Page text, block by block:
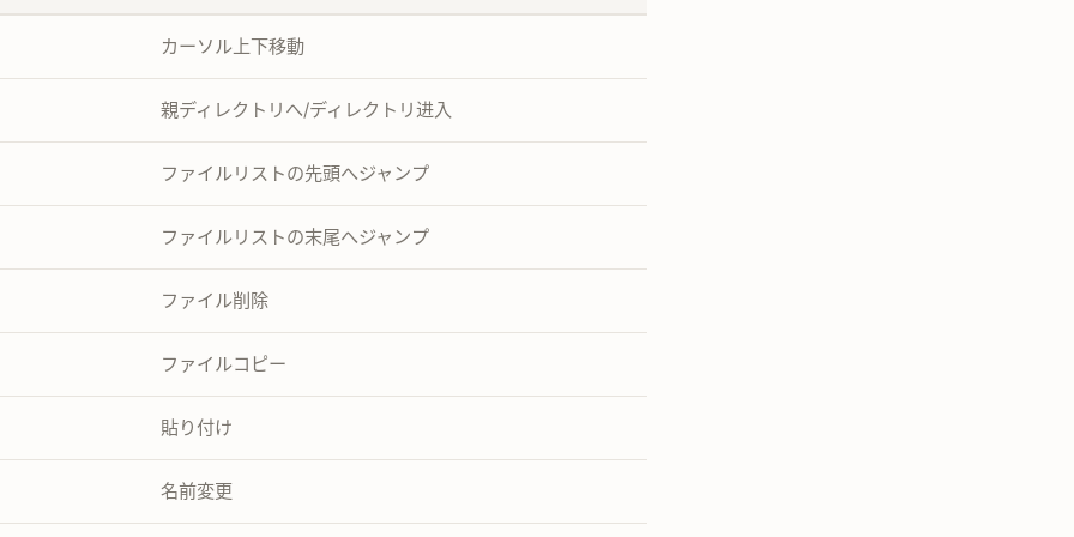
カーソル上下移動
親ディレクトリへ/ディレクトリ进入
ファイルリストの先頭へジャンプ
ファイルリストの末尾へジャンプ
ファイル削除
ファイルコピー
貼り付け
名前変更